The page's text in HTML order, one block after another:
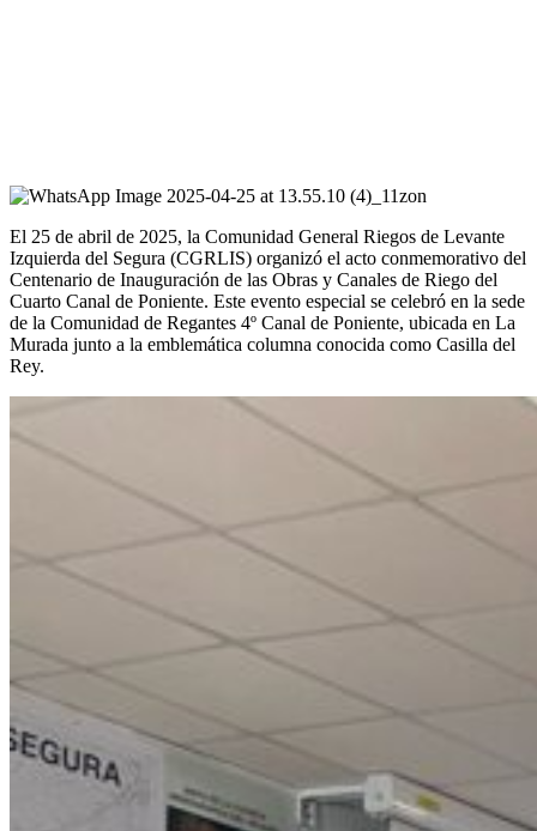
El 25 de abril de 2025, la Comunidad General Riegos de Levante
Izquierda del Segura (CGRLIS) organizó el acto conmemorativo del
Centenario de Inauguración de las Obras y Canales de Riego del
Cuarto Canal de Poniente. Este evento especial se celebró en la sede
de la Comunidad de Regantes 4º Canal de Poniente, ubicada en La
Murada junto a la emblemática columna conocida como Casilla del
Rey.